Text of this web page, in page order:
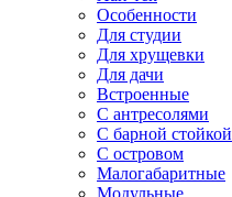
Особенности
Для студии
Для хрущевки
Для дачи
Встроенные
С антресолями
С барной стойкой
С островом
Малогабаритные
Модульные